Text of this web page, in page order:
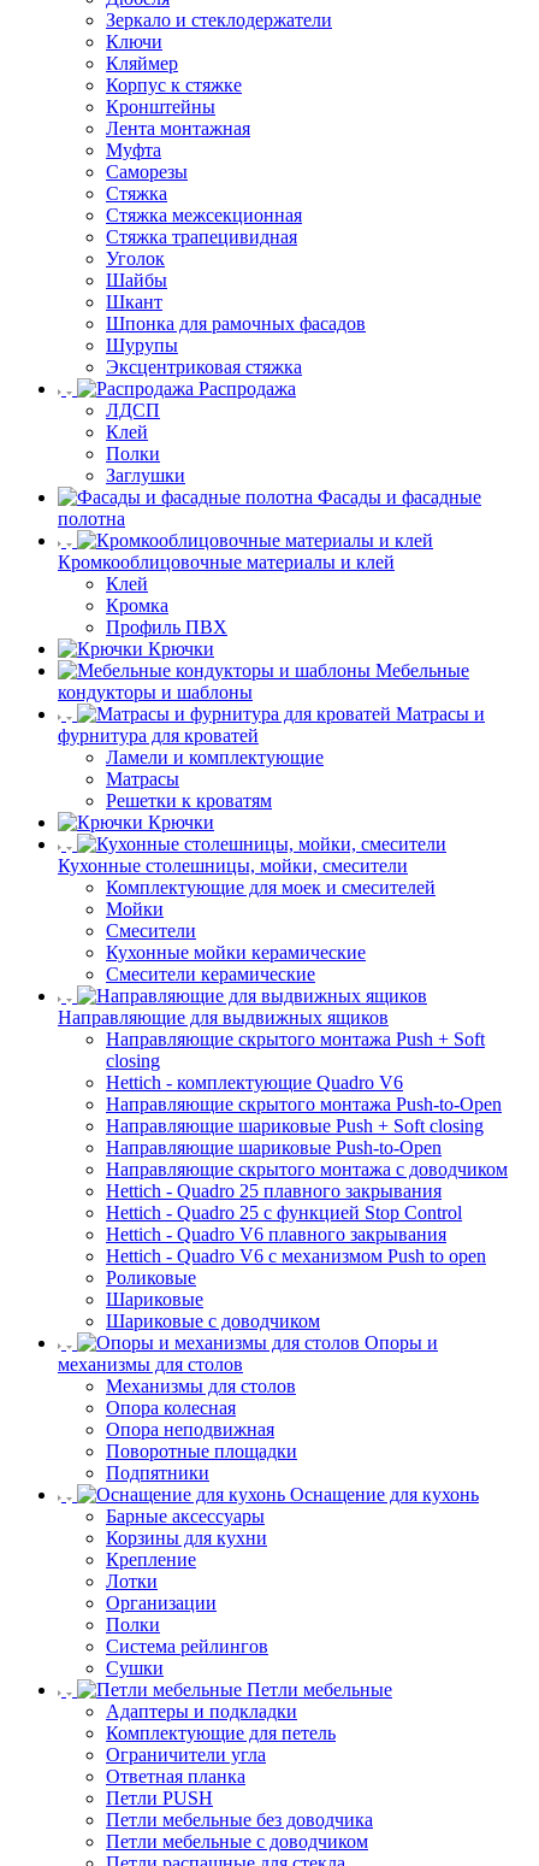
Зеркало и стеклодержатели
Ключи
Кляймер
Корпус к стяжке
Кронштейны
Лента монтажная
Муфта
Саморезы
Стяжка
Стяжка межсекционная
Стяжка трапецивидная
Уголок
Шайбы
Шкант
Шпонка для рамочных фасадов
Шурупы
Эксцентриковая стяжка
Распродажа
ЛДСП
Клей
Полки
Заглушки
Фасады и фасадные
полотна
Кромкооблицовочные материалы и клей
Клей
Кромка
Профиль ПВХ
Крючки
Мебельные
кондукторы и шаблоны
Матрасы и
фурнитура для кроватей
Ламели и комплектующие
Матрасы
Решетки к кроватям
Крючки
Кухонные столешницы, мойки, смесители
Комплектующие для моек и смесителей
Мойки
Смесители
Кухонные мойки керамические
Смесители керамические
Направляющие для выдвижных ящиков
Направляющие скрытого монтажа Push + Soft
closing
Hettich - комплектующие Quadro V6
Направляющие скрытого монтажа Push-to-Open
Направляющие шариковые Push + Soft closing
Направляющие шариковые Push-to-Open
Направляющие скрытого монтажа с доводчиком
Hettich - Quadro 25 плавного закрывания
Hettich - Quadro 25 с функцией Stop Control
Hettich - Quadro V6 плавного закрывания
Hettich - Quadro V6 с механизмом Push to open
Роликовые
Шариковые
Шариковые с доводчиком
Опоры и
механизмы для столов
Механизмы для столов
Опора колесная
Опора неподвижная
Поворотные площадки
Подпятники
Оснащение для кухонь
Барные аксессуары
Корзины для кухни
Крепление
Лотки
Организации
Полки
Система рейлингов
Сушки
Петли мебельные
Адаптеры и подкладки
Комплектующие для петель
Ограничители угла
Ответная планка
Петли PUSH
Петли мебельные без доводчика
Петли мебельные с доводчиком